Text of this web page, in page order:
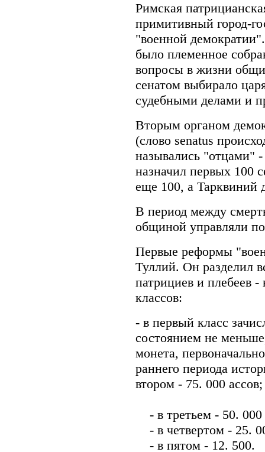
Римская
примитивный город-
"военной
было племенное
вопросы в жизни
сенатом выбирало
судебными делами и
Вторым органом
(слово senatus
назывались "отцами"
назначил первых 100
еще 100, а Тарквиний
В период между
общиной управляли
Первые реформы
Туллий. Он разделил
патрициев и плебеев
классов:
- в первый класс
состоянием не
монета,
раннего периода
втором - 75. 000 ассов;
- в третьем - 50. 000
- в четвертом - 25.
- в пятом - 12. 500.